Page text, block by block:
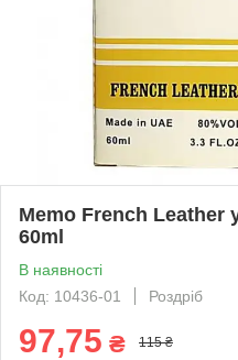
Memo French Leather
60ml
В наявності
Код: 10436-01
Роздріб
97,75 ₴ 115 ₴